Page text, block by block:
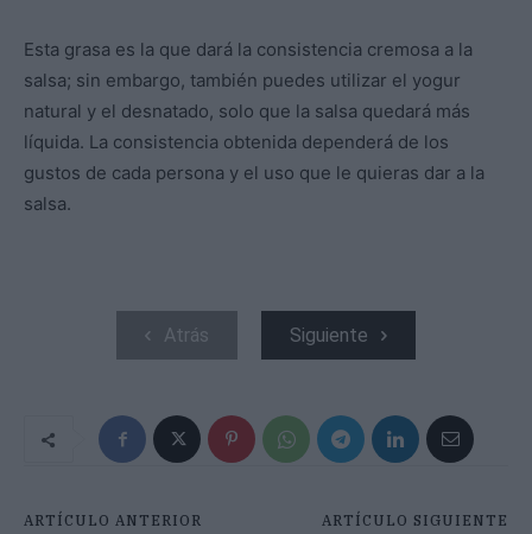
Esta grasa es la que dará la consistencia cremosa a la
salsa; sin embargo, también puedes utilizar el yogur
natural y el desnatado, solo que la salsa quedará más
líquida. La consistencia obtenida dependerá de los
gustos de cada persona y el uso que le quieras dar a la
salsa.
Atrás Siguiente
ARTÍCULO ANTERIOR ARTÍCULO SIGUIENTE